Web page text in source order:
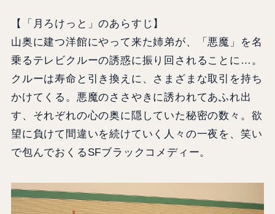
【「月ろけっと」のあらすじ】
山奥に建つ洋館にやって来た姉弟が、「悪魔」を名
乗るテレビクルーの誘惑に振り回されることに…。
クルーは寿命と引き換えに、さまざまな取引を持ち
かけてくる。悪魔のささやきに誘われてあふれ出
す、それぞれの心の奥に隠していた秘密の数々。欲
望に負けて間違いを続けていく人々の一夜を、笑い
で包んでおくるSFブラックコメディー。